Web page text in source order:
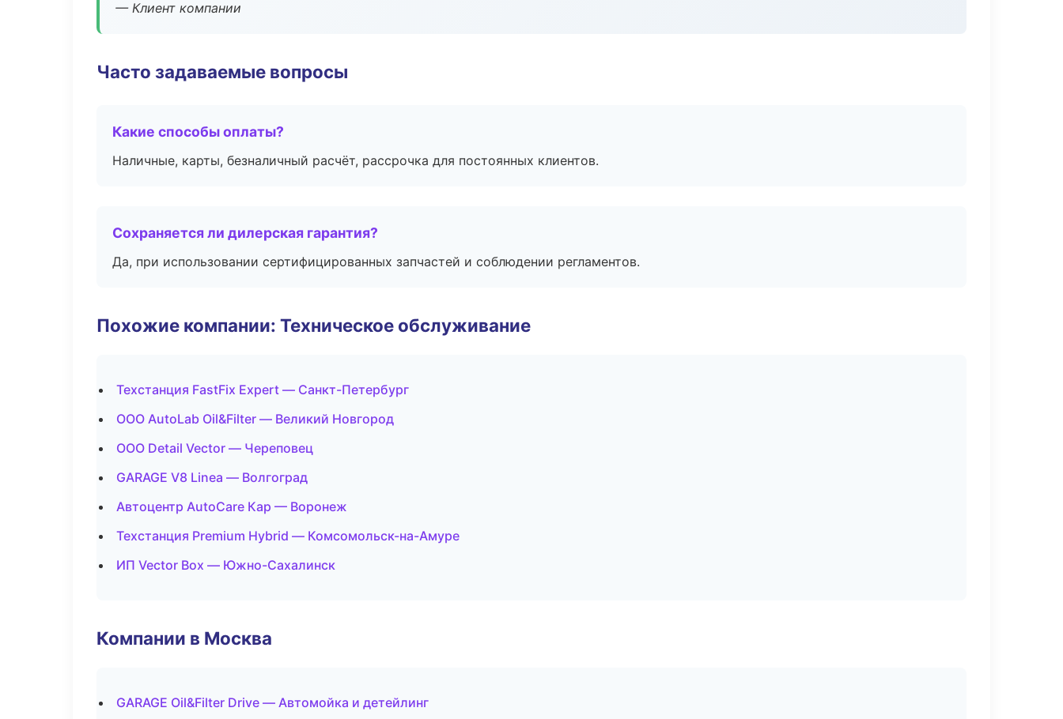
— Клиент компании
Часто задаваемые вопросы
Какие способы оплаты?
Наличные, карты, безналичный расчёт, рассрочка для постоянных клиентов.
Сохраняется ли дилерская гарантия?
Да, при использовании сертифицированных запчастей и соблюдении регламентов.
Похожие компании: Техническое обслуживание
Техстанция FastFix Expert — Санкт-Петербург
ООО AutoLab Oil&Filter — Великий Новгород
ООО Detail Vector — Череповец
GARAGE V8 Linea — Волгоград
Автоцентр AutoCare Кар — Воронеж
Техстанция Premium Hybrid — Комсомольск-на-Амуре
ИП Vector Box — Южно-Сахалинск
Компании в Москва
GARAGE Oil&Filter Drive — Автомойка и детейлинг